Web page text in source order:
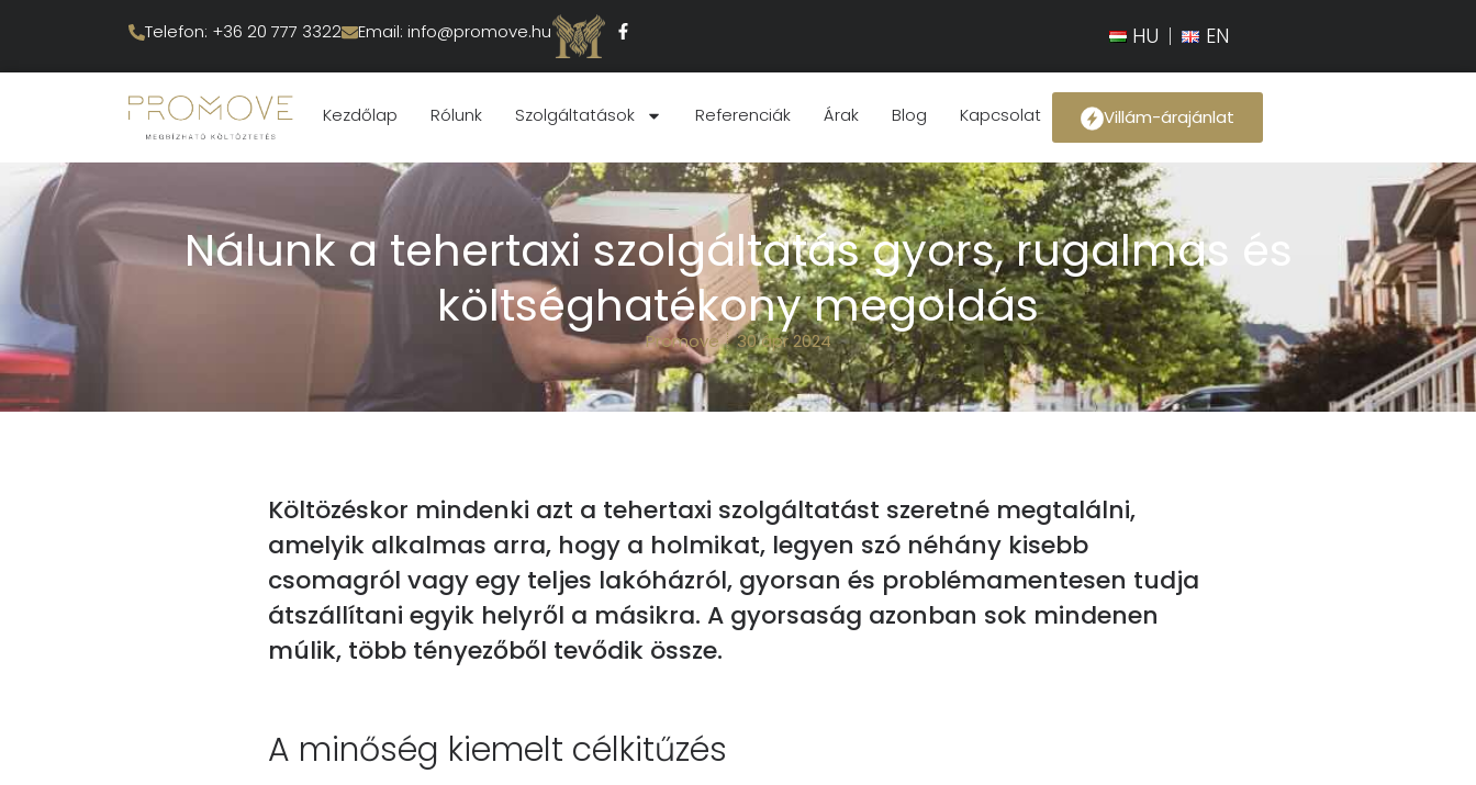
Telefon: +36 20 777 3322 Email: info@promove.hu HU EN
Kezdőlap Rólunk Szolgáltatások Referenciák Árak Blog Kapcsolat Villám-árajánlat
Nálunk a tehertaxi szolgáltatás gyors, rugalmas és
költséghatékony megoldás
Promove 30 ápr 2024
Költözéskor mindenki azt a tehertaxi szolgáltatást szeretné megtalálni,
amelyik alkalmas arra, hogy a holmikat, legyen szó néhány kisebb
csomagról vagy egy teljes lakóházról, gyorsan és problémamentesen tudja
átszállítani egyik helyről a másikra. A gyorsaság azonban sok mindenen
múlik, több tényezőből tevődik össze.
A minőség kiemelt célkitűzés